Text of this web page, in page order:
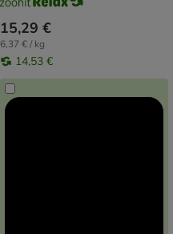
15,29 €
6,37 € / kg
14,53 €